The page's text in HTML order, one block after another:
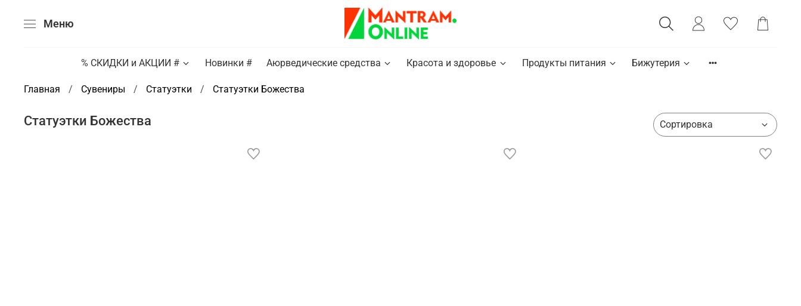
Меню
% СКИДКИ и АКЦИИ # Новинки # Аюрведические средства Красота и здоровье Продукты питания Бижутерия
Главная Сувениры Статуэтки Статуэтки Божества
Статуэтки Божества